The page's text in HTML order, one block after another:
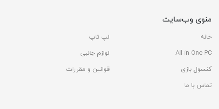
منوی وب‌سایت
خانه
لپ تاپ
All-in-One PC
لوازم جانبی
کنسول بازی
قوانین و مقررات
تماس با ما